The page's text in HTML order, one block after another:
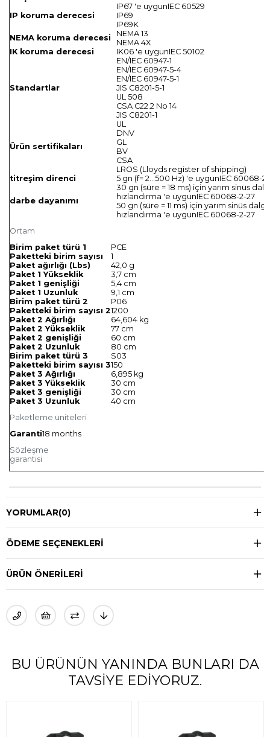
Ortam
IP koruma derecesi
IP67 'e uygunIEC 60529
IP69
IP69K
NEMA koruma derecesi
NEMA 13
NEMA 4X
IK koruma derecesi
IK06 'e uygunIEC 50102
Standartlar
EN/IEC 60947-1
EN/IEC 60947-5-4
EN/IEC 60947-5-1
JIS C8201-5-1
UL 508
CSA C22.2 No 14
JIS C8201-1
Ürün sertifikaları
UL
DNV
GL
BV
CSA
LROS (Lloyds register of shipping)
titreşim direnci
5 gn (f= 2…500 Hz) 'e uygunIEC 60068-
darbe dayanımı
30 gn (süre = 18 ms) için yarım sinüs
hızlandırma 'e uygunIEC 60068-2-27
50 gn (süre = 11 ms) için yarım sinüs
hızlandırma 'e uygunIEC 60068-2-27
Paketleme üniteleri
Birim paket türü 1
PCE
Paketteki birim sayısı
1
Paket ağırlığı (Lbs)
42,0 g
Paket 1 Yükseklik
3,7 cm
Paket 1 genişliği
5,4 cm
Paket 1 Uzunluk
9,1 cm
Birim paket türü 2
P06
Paketteki birim sayısı 21200
Paket 2 Ağırlığı
64,604 kg
Paket 2 Yükseklik
77 cm
Paket 2 genişliği
60 cm
Paket 2 Uzunluk
80 cm
Birim paket türü 3
S03
Paketteki birim sayısı 3150
Paket 3 Ağırlığı
6,895 kg
Paket 3 Yükseklik
30 cm
Paket 3 genişliği
30 cm
Paket 3 Uzunluk
40 cm
Sözleşme
garantisi
Garanti18 months
YORUMLAR(0)
ÖDEME SEÇENEKLERI
ÜRÜN ÖNERILERI
BU ÜRÜNÜN YANINDA BUNLARI DA
TAVSIYE EDIYORUZ.